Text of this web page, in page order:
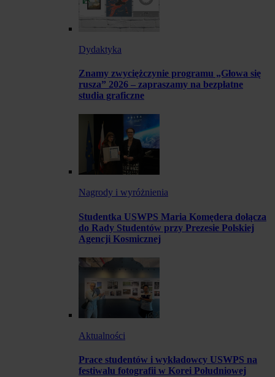
Dydaktyka
Znamy zwyciężczynie programu „Głowa się
rusza” 2026 – zapraszamy na bezpłatne
studia graficzne
Nagrody i wyróżnienia
Studentka USWPS Maria Komędera dołącza
do Rady Studentów przy Prezesie Polskiej
Agencji Kosmicznej
Aktualności
Prace studentów i wykładowcy USWPS na
festiwalu fotografii w Korei Południowej